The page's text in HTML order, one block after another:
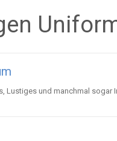
Lustiges und manchmal sogar